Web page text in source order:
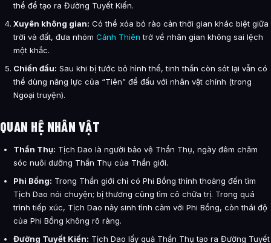
thể để tạo ra Đường Tuyết Kiến.
Xuyên không gian: Có thể xóa bỏ rào cản thời gian khác biệt giữa
trời và đất, đưa nhóm Cảnh Thiên trở về nhân gian không sai lệch
một khắc.
Chiến đấu: Sau khi bị tước bỏ hình thể, tinh thần còn sót lại vẫn có
thể dùng năng lực của “Tiên” để đấu với nhân vật chính (trong
Ngoại truyện).
QUAN HỆ NHÂN VẬT
Thần Thụ: Tịch Dao là người bảo vệ Thần Thụ, ngày đêm chăm
sóc nuôi dưỡng Thần Thụ của Thần giới.
Phi Bồng: Trong Thần giới chỉ có Phi Bồng thỉnh thoảng đến tìm
Tịch Dao nói chuyện; bị thương cũng tìm cô chữa trị. Trong quá
trình tiếp xúc, Tịch Dao nảy sinh tình cảm với Phi Bồng, còn thái độ
của Phi Bồng không rõ ràng.
Đường Tuyết Kiến: Tịch Dao lấy quả Thần Thụ tạo ra Đường Tuyết